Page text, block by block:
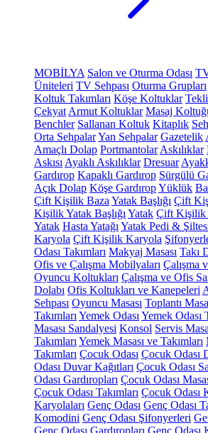
MOBİLYA Salon ve Oturma Odası
Üniteleri TV Sehpası Oturma Grupları
Koltuk Takımları Köşe Koltuklar
Çekyat Armut Koltuklar Masaj
Benchler Sallanan Koltuk Kitaplık
Orta SehpalarYan Sehpalar Gazetelik
Amaçlı Dolap Portmantolar Askılıklar
Askısı Ayaklı Askılıklar Dresuar
Gardırop Kapaklı Gardırop Sürgülü
Açık Dolap Köşe GardıropYüklük
Çift Kişilik Baza Yatak Başlığı Çift
Kişilik Yatak Başlığı Yatak Çift Kişilik
Yatak Hasta Yatağı Yatak Pedi &
Karyola Çift Kişilik Karyola
Odası Takımları Makyaj Masası Takı
Ofis ve Çalışma Mobilyaları Çalışma
Oyuncu Koltukları Çalışma ve Ofis
Dolabı Ofis Koltukları ve Kanepeleri
Sehpası Oyuncu Masası Toplantı
Takımları Yemek Odası Yemek Odası
Masası Sandalyesi Konsol Servis
Takımları Yemek Masası ve Takımları
Takımları Çocuk Odası Çocuk Odası
Odası Duvar Kağıtları Çocuk Odası
Odası Gardıropları Çocuk Odası
Çocuk Odası Takımları Çocuk Odası
Karyolaları Genç Odası Genç Odası
Komodini Genç Odası Şifonyerleri
Genç Odası Gardıropları Genç Odası